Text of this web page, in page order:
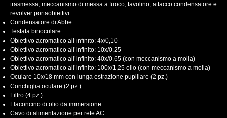
trasmessa, meccanismo di messa a fuoco, tavolino, attacco condensatore e
revolver portaobiettivi
Condensatore di Abbe
Testata binoculare
Obiettivo acromatico all’infinito: 4x/0,10
Obiettivo acromatico all’infinito: 10x/0,25
Obiettivo acromatico all’infinito: 40x/0,65 (con meccanismo a molla)
Obiettivo acromatico all’infinito: 100x/1,25 olio (con meccanismo a molla)
Oculare 10x/18 mm con lunga estrazione pupillare (2 pz.)
Conchiglia oculare (2 pz.)
Filtro (4 pz.)
Flaconcino di olio da immersione
Cavo di alimentazione per rete AC